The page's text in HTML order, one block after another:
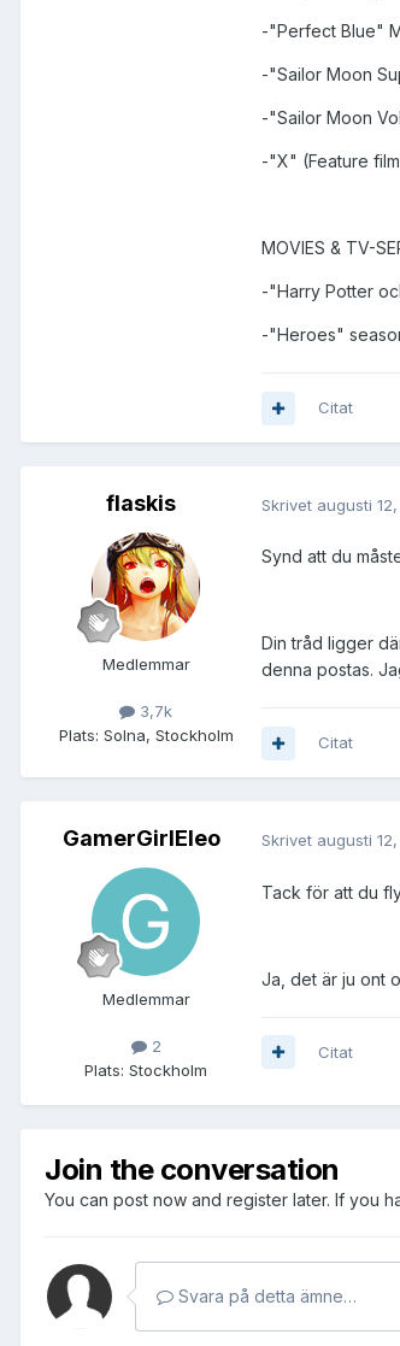
-"Perfect Blue"
-"Sailor Moon
-"Sailor Moon
-"X" (Feature
MOVIES & TV-
-"Harry Potter
-"Heroes"
Citat
flaskis
Medlemmar
3,7k
Plats: Solna, Stockholm
Skrivet augusti 12,
Synd att du
Din tråd ligger
denna postas.
Citat
GamerGirlEleo
Medlemmar
2
Plats: Stockholm
Skrivet augusti 12,
Tack för att du
Ja, det är ju ont
Citat
Join the conversation
You can post now and register later. If you
Svara på detta ämne…